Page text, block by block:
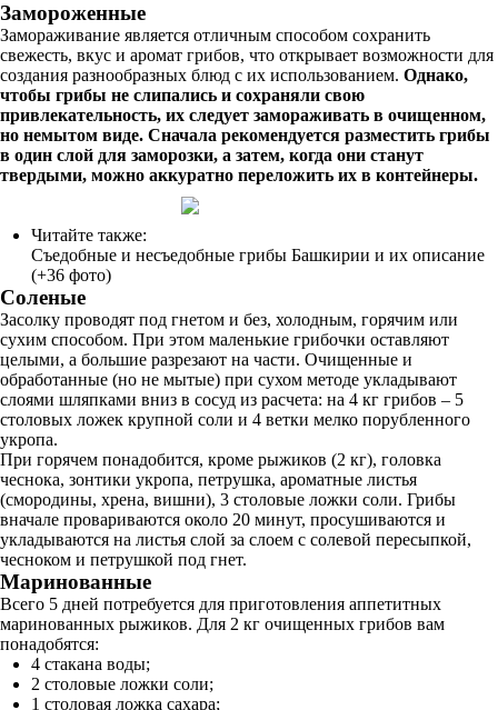
Замороженные
Замораживание является отличным способом сохранить
свежесть, вкус и аромат грибов, что открывает возможности для
создания разнообразных блюд с их использованием. Однако,
чтобы грибы не слипались и сохраняли свою
привлекательность, их следует замораживать в очищенном,
но немытом виде. Сначала рекомендуется разместить грибы
в один слой для заморозки, а затем, когда они станут
твердыми, можно аккуратно переложить их в контейнеры.
Читайте также:
Съедобные и несъедобные грибы Башкирии и их описание
(+36 фото)
Соленые
Засолку проводят под гнетом и без, холодным, горячим или
сухим способом. При этом маленькие грибочки оставляют
целыми, а большие разрезают на части. Очищенные и
обработанные (но не мытые) при сухом методе укладывают
слоями шляпками вниз в сосуд из расчета: на 4 кг грибов – 5
столовых ложек крупной соли и 4 ветки мелко порубленного
укропа.
При горячем понадобится, кроме рыжиков (2 кг), головка
чеснока, зонтики укропа, петрушка, ароматные листья
(смородины, хрена, вишни), 3 столовые ложки соли. Грибы
вначале провариваются около 20 минут, просушиваются и
укладываются на листья слой за слоем с солевой пересыпкой,
чесноком и петрушкой под гнет.
Маринованные
Всего 5 дней потребуется для приготовления аппетитных
маринованных рыжиков. Для 2 кг очищенных грибов вам
понадобятся:
4 стакана воды;
2 столовые ложки соли;
1 столовая ложка сахара;